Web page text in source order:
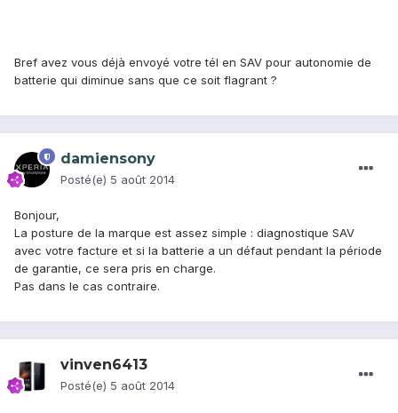
Bref avez vous déjà envoyé votre tél en SAV pour autonomie de
batterie qui diminue sans que ce soit flagrant ?
damiensony
Posté(e) 5 août 2014
Bonjour,
La posture de la marque est assez simple : diagnostique SAV
avec votre facture et si la batterie a un défaut pendant la période
de garantie, ce sera pris en charge.
Pas dans le cas contraire.
vinven6413
Posté(e) 5 août 2014